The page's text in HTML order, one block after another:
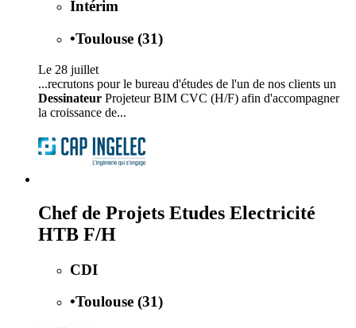
Intérim
•Toulouse (31)
Le 28 juillet
...recrutons pour le bureau d'études de l'un de nos clients un
Dessinateur Projeteur BIM CVC (H/F) afin d'accompagner
la croissance de...
Chef de Projets Etudes Electricité
HTB F/H
CDI
•Toulouse (31)